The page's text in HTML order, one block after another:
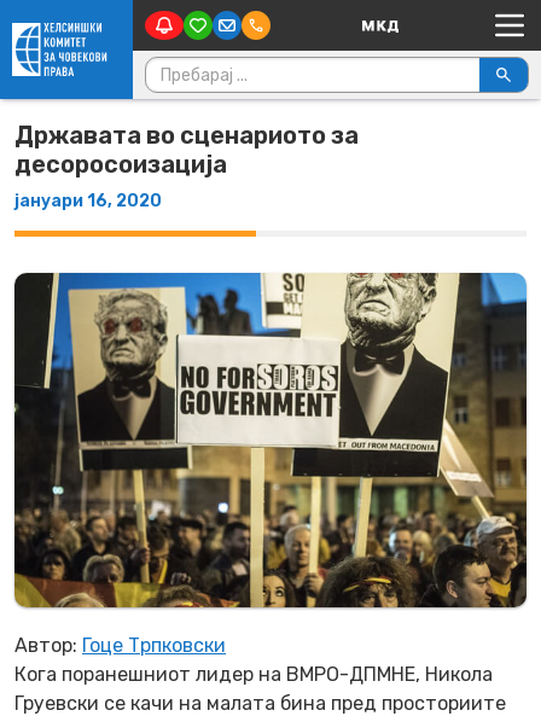
Skip to content Main Navigation
Пребарувај за:
Државата во сценариото за
десоросоизација
јануари 16, 2020
Автор: Гоце Трпковски
Кога поранешниот лидер на ВМРО-ДПМНЕ, Никола
Груевски се качи на малата бина пред просториите